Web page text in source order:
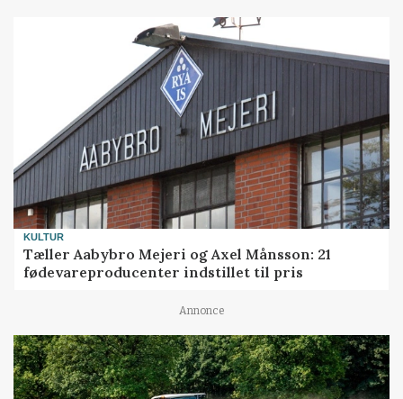
KULTUR
Tæller Aabybro Mejeri og Axel Månsson: 21
fødevareproducenter indstillet til pris
Annonce